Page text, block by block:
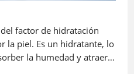
factor de hidratación
la piel. Es un hidratante, lo
la humedad y atraer…